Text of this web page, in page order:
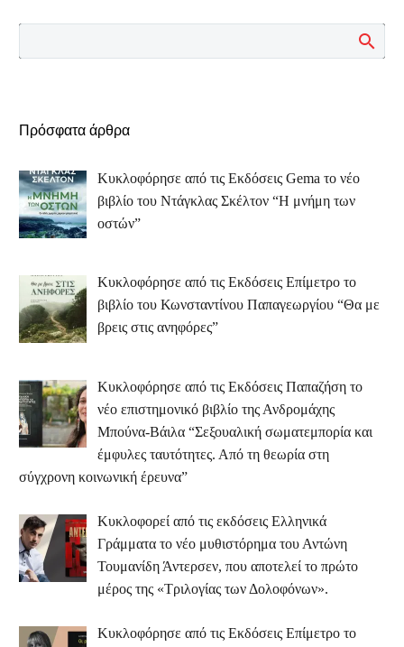
Πρόσφατα άρθρα
Κυκλοφόρησε από τις Εκδόσεις Gema το νέο
βιβλίο του Ντάγκλας Σκέλτον “Η μνήμη των
οστών”
Κυκλοφόρησε από τις Εκδόσεις Επίμετρο το
βιβλίο του Κωνσταντίνου Παπαγεωργίου “Θα με
βρεις στις ανηφόρες”
Κυκλοφόρησε από τις Εκδόσεις Παπαζήση το
νέο επιστημονικό βιβλίο της Ανδρομάχης
Μπούνα-Βάιλα “Σεξουαλική σωματεμπορία και
έμφυλες ταυτότητες. Από τη θεωρία στη
σύγχρονη κοινωνική έρευνα”
Κυκλοφορεί από τις εκδόσεις Ελληνικά
Γράμματα το νέο μυθιστόρημα του Αντώνη
Τουμανίδη Άντερσεν, που αποτελεί το πρώτο
μέρος της «Τριλογίας των Δολοφόνων».
Κυκλοφόρησε από τις Εκδόσεις Επίμετρο το